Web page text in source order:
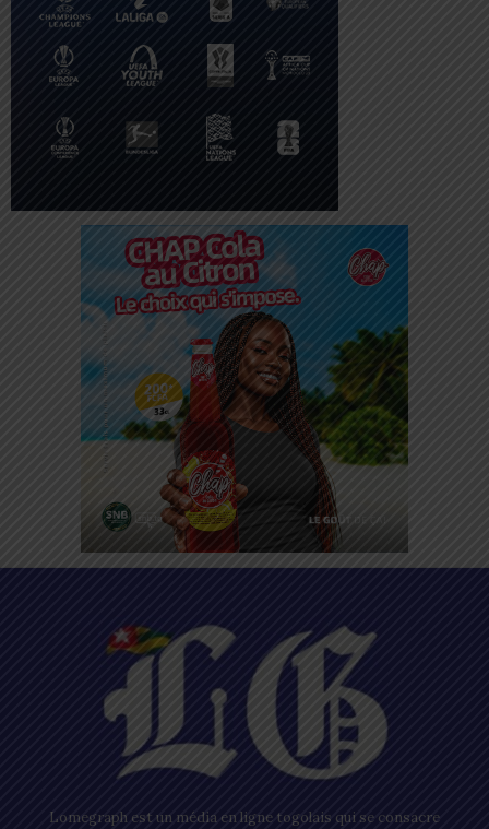
Lomegraph est un média en ligne togolais qui se consacre